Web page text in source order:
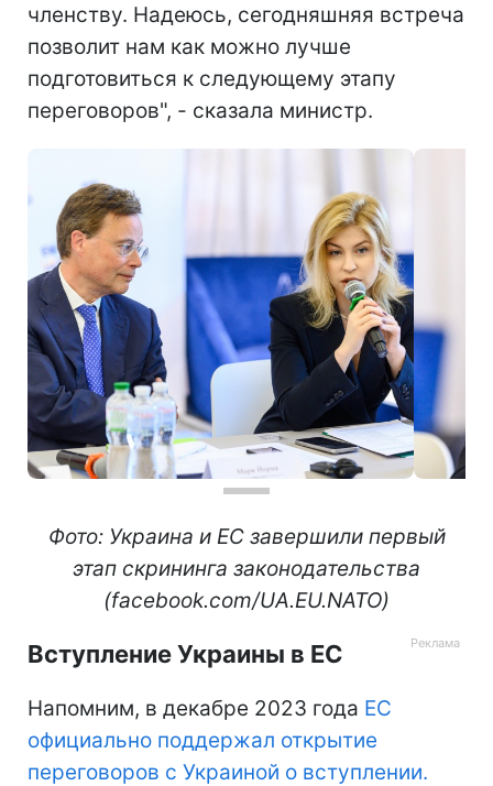
членству. Надеюсь, сегодняшняя встреча
позволит нам как можно лучше
подготовиться к следующему этапу
переговоров", - сказала министр.
Фото: Украина и ЕС завершили первый
этап скрининга законодательства
(facebook.com/UA.EU.NATO)
Вступление Украины в ЕС
Напомним, в декабре 2023 года ЕС
официально поддержал открытие
переговоров с Украиной о вступлении.